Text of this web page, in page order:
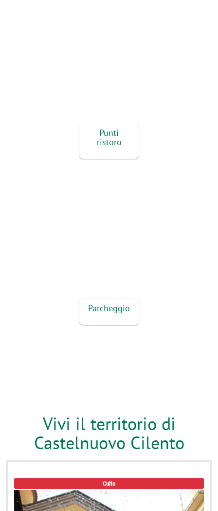
Punti
ristoro
Parcheggio
Vivi il territorio di
Castelnuovo Cilento
Culto